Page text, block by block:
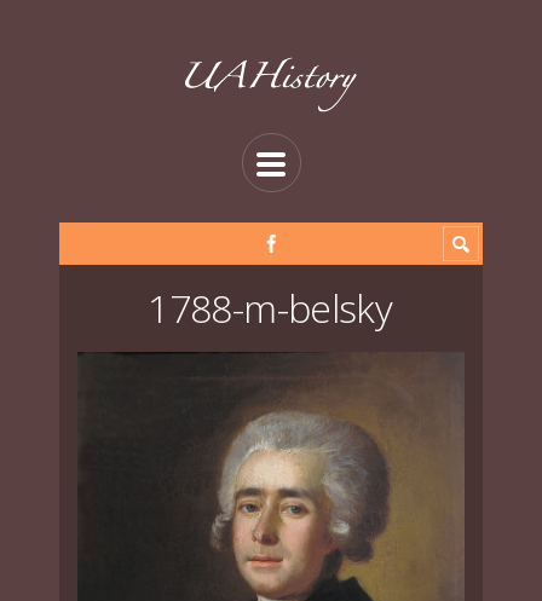
1788-m-belsky